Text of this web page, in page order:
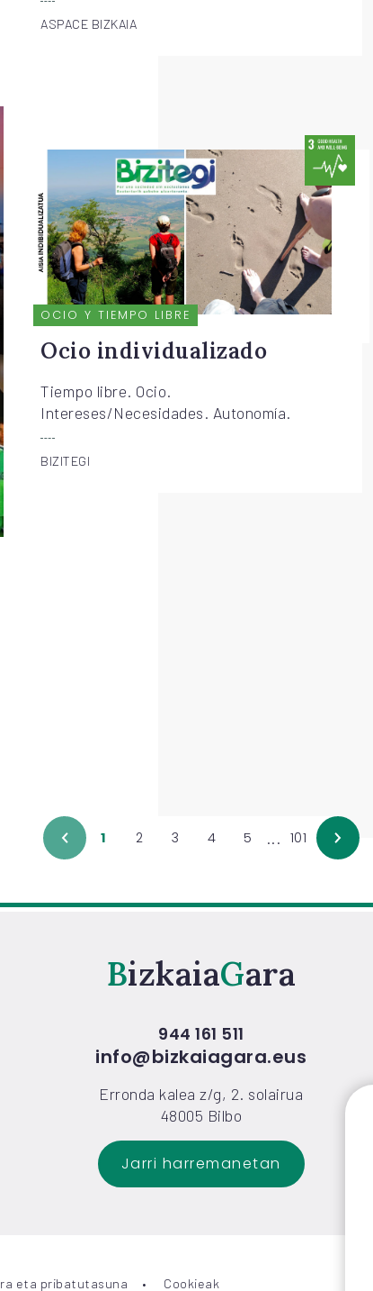
ASPACE BIZKAIA
OCIO Y TIEMPO LIBRE
Ocio individualizado
Tiempo libre. Ocio.
Intereses/Necesidades. Autonomía.
BIZITEGI
1 2 3 4 5 ... 101
Bizkaia Gara
944 161 511
info@bizkaiagara.eus
Erronda kalea z/g, 2. solairua
48005 Bilbo
Jarri harremanetan
eta pribatutasuna Cookieak